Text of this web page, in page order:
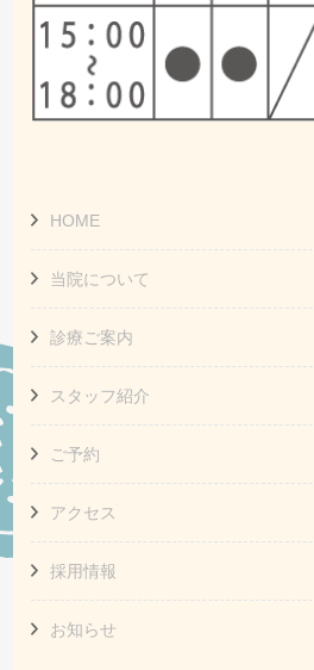
HOME
当院について
診療ご案内
スタッフ紹介
ご予約
アクセス
採用情報
お知らせ